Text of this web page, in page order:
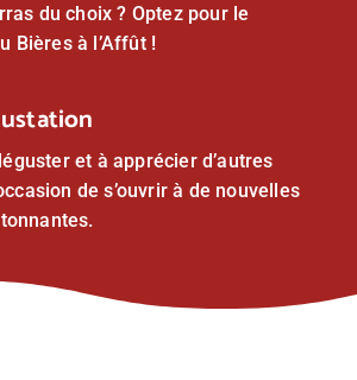
du choix ? Optez pour le
Bières à l’Affût !
et à apprécier d’autres
de s’ouvrir à de nouvelles